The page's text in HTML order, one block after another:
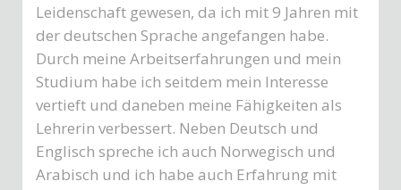
Leidenschaft gewesen, da ich mit 9 Jahren mit
der deutschen Sprache angefangen habe.
Durch meine Arbeitserfahrungen und mein
Studium habe ich seitdem mein Interesse
vertieft und daneben meine Fähigkeiten als
Lehrerin verbessert. Neben Deutsch und
Englisch spreche ich auch Norwegisch und
Arabisch und ich habe auch Erfahrung mit